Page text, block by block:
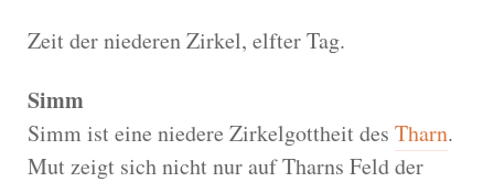
Zeit der niederen Zirkel, elfter Tag.
Simm
Simm ist eine niedere Zirkelgottheit des Tharn.
Mut zeigt sich nicht nur auf Tharns Feld der